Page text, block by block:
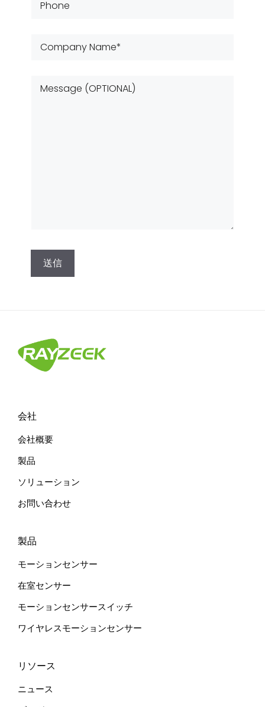
代
わ
の
だ
：
会社
会社概要
製品
ソリューション
お問い合わせ
製品
モーションセンサー
在室センサー
モーションセンサースイッチ
ワイヤレスモーションセンサー
リソース
ニュース